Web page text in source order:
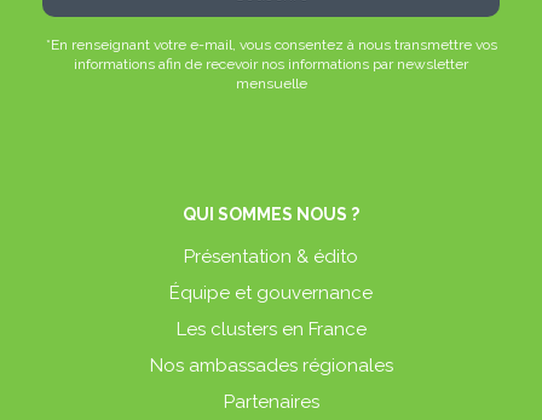
*En renseignant votre e-mail, vous consentez à nous transmettre vos
informations afin de recevoir nos informations par newsletter
mensuelle
QUI SOMMES NOUS ?
Présentation & édito
Équipe et gouvernance
Les clusters en France
Nos ambassades régionales
Partenaires